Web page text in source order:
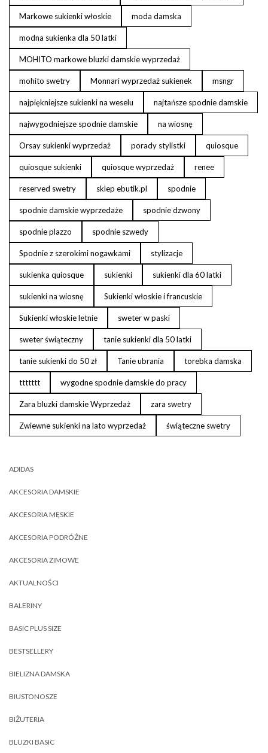
Markowe sukienki włoskie moda damska
modna sukienka dla 50 latki
MOHITO markowe bluzki damskie wyprzedaż
mohito swetry Monnari wyprzedaż sukienek msngr
najpiękniejsze sukienki na weselu najtańsze spodnie damskie
najwygodniejsze spodnie damskie na wiosnę
Orsay sukienki wyprzedaż porady stylistki quiosque
quiosque sukienki quiosque wyprzedaż renee
reserved swetry sklep ebutik.pl spodnie
spodnie damskie wyprzedaże spodnie dzwony
spodnie plazzo spodnie szwedy
Spodnie z szerokimi nogawkami stylizacje
sukienka quiosque sukienki sukienki dla 60 latki
sukienki na wiosnę Sukienki włoskie i francuskie
Sukienki włoskie letnie sweter w paski
sweter świąteczny tanie sukienki dla 50 latki
tanie sukienki do 50 zł Tanie ubrania torebka damska
ttttttt wygodne spodnie damskie do pracy
Zara bluzki damskie Wyprzedaż zara swetry
Zwiewne sukienki na lato wyprzedaż świąteczne swetry
ADIDAS
AKCESORIA DAMSKIE
AKCESORIA MĘSKIE
AKCESORIA PODRÓŻNE
AKCESORIA ZIMOWE
AKTUALNOŚCI
BALERINY
BASIC PLUS SIZE
BESTSELLERY
BIELIZNA DAMSKA
BIUSTONOSZE
BIŻUTERIA
BLUZKI BASIC